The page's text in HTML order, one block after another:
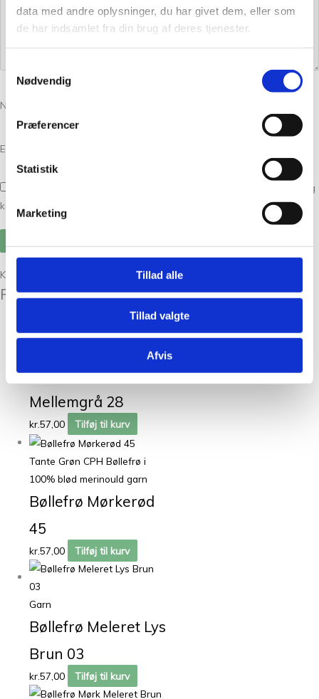
data med andre oplysninger, du har givet dem, eller som
de har indsamlet fra din brug af deres tjenester.
Nødvendig
Præferencer
Statistik
Marketing
Tillad alle
Tillad valgte
Afvis
Navn
E-mail
Gem mit navn, mail og websted i denne browser til næste gang jeg
kommenterer.
Kunder købte også
Relaterede varer
Bøllefrø Meleret
Mellemgrå 28
kr.57,00 Tilføj til kurv
Tante Grøn CPH Bøllefrø i
100% blød merinould garn
Bøllefrø Mørkerød
45
kr.57,00 Tilføj til kurv
Garn
Bøllefrø Meleret Lys
Brun 03
kr.57,00 Tilføj til kurv